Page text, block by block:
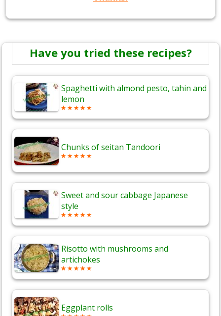
Have you tried these recipes?
Spaghetti with almond pesto, tahin and
lemon
Chunks of seitan Tandoori
Sweet and sour cabbage Japanese
style
Risotto with mushrooms and
artichokes
Eggplant rolls